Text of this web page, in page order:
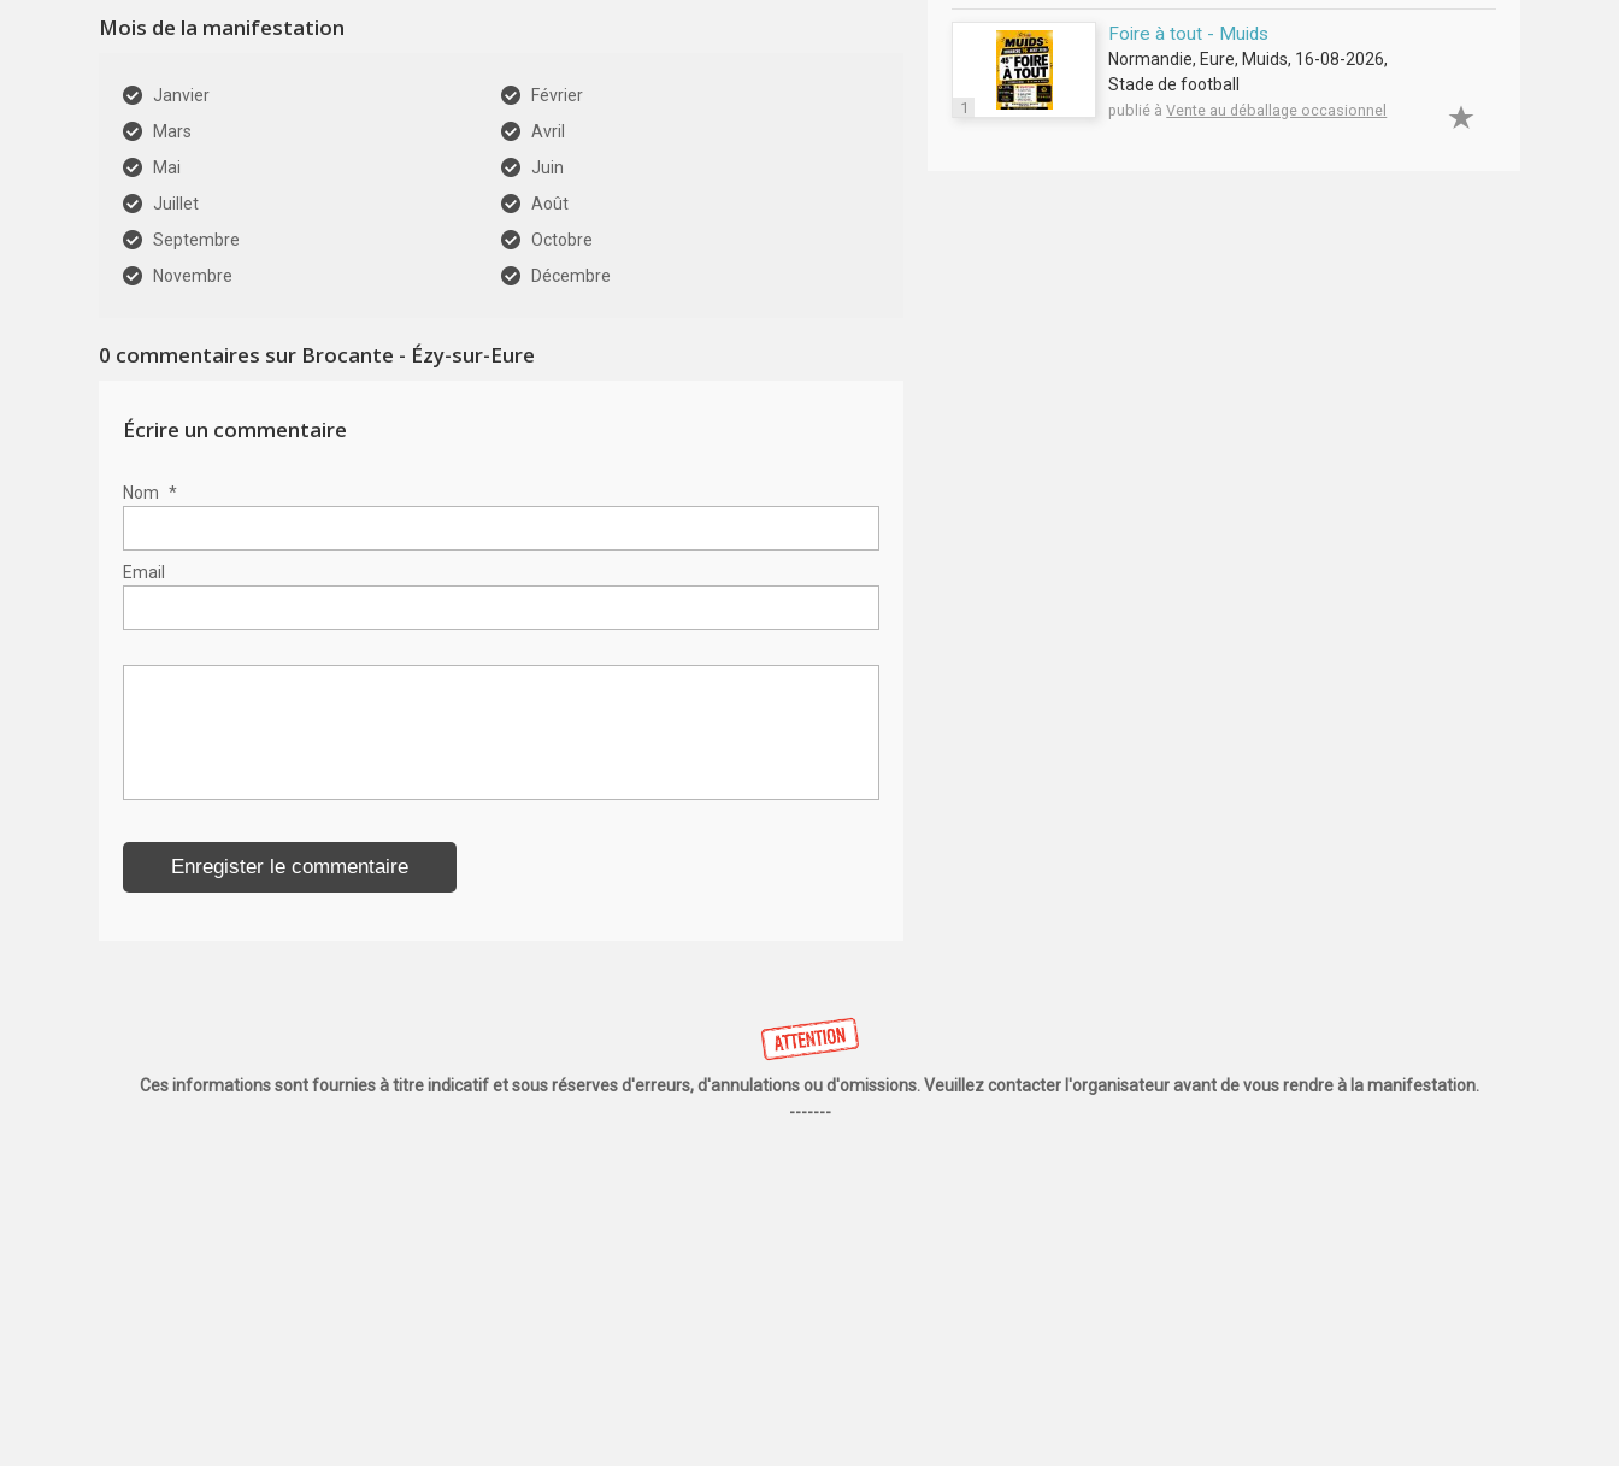
Mois de la manifestation
Janvier
Février
Mars
Avril
Mai
Juin
Juillet
Août
Septembre
Octobre
Novembre
Décembre
0 commentaires sur Brocante - Ézy-sur-Eure
Écrire un commentaire
Nom *
Email
1
Foire à tout - Muids
Normandie, Eure, Muids, 16-08-2026,
Stade de football
publié àVente au déballage occasionnel
Ces informations sont fournies à titre indicatif et sous réserves d'erreurs, d'annulations ou d'omissions. Veuillez contacter l'organisateur avant de vous rendre à la manifestation.
-------